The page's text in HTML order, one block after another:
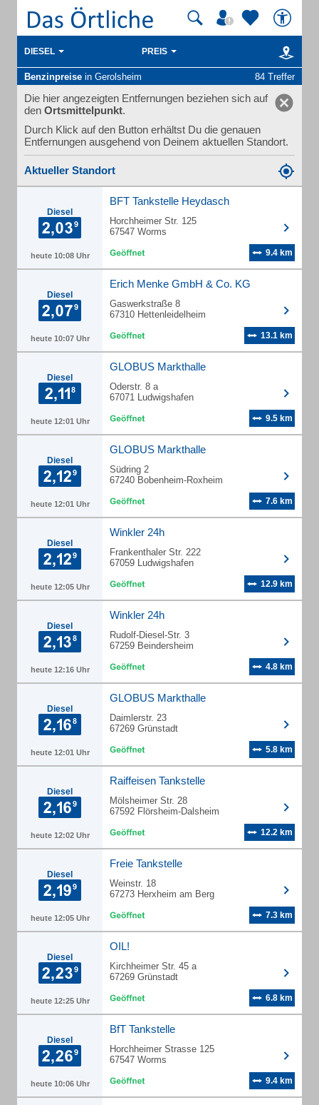
DIESEL PREIS
Benzinpreise in Gerolsheim 84 Treffer
Die hier angezeigten Entfernungen beziehen sich auf
den Ortsmittelpunkt.
Durch Klick auf den Button erhältst Du die genauen
Entfernungen ausgehend von Deinem aktuellen Standort.
Aktueller Standort
Diesel
heute 10:08 Uhr
BFT Tankstelle Heydasch
Horchheimer Str. 125
67547 Worms
9.4 km
Diesel
heute 10:07 Uhr
Erich Menke GmbH & Co. KG
Gaswerkstraße 8
67310 Hettenleidelheim
13.1 km
Diesel
heute 12:01 Uhr
GLOBUS Markthalle
Oderstr. 8 a
67071 Ludwigshafen
9.5 km
Diesel
heute 12:01 Uhr
GLOBUS Markthalle
Südring 2
67240 Bobenheim-Roxheim
7.6 km
Diesel
heute 12:05 Uhr
Winkler 24h
Frankenthaler Str. 222
67059 Ludwigshafen
12.9 km
Diesel
heute 12:16 Uhr
Winkler 24h
Rudolf-Diesel-Str. 3
67259 Beindersheim
4.8 km
Diesel
heute 12:01 Uhr
GLOBUS Markthalle
Daimlerstr. 23
67269 Grünstadt
5.8 km
Diesel
heute 12:02 Uhr
Raiffeisen Tankstelle
Mölsheimer Str. 28
67592 Flörsheim-Dalsheim
12.2 km
Diesel
heute 12:05 Uhr
Freie Tankstelle
Weinstr. 18
67273 Herxheim am Berg
7.3 km
Diesel
heute 12:25 Uhr
OIL!
Kirchheimer Str. 45 a
67269 Grünstadt
6.8 km
Diesel
heute 10:06 Uhr
BfT Tankstelle
Horchheimer Strasse 125
67547 Worms
9.4 km